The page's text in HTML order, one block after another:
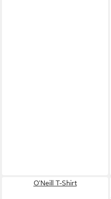
O'Neill T-Shirt